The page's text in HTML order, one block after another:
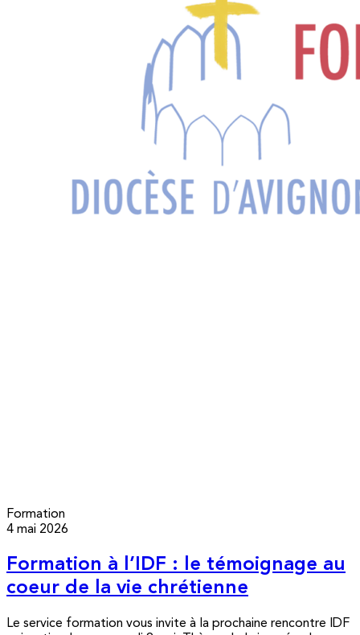
Formation
4 mai 2026
Formation à l’IDF : le témoignage au
coeur de la vie chrétienne
Le service formation vous invite à la prochaine rencontre IDF